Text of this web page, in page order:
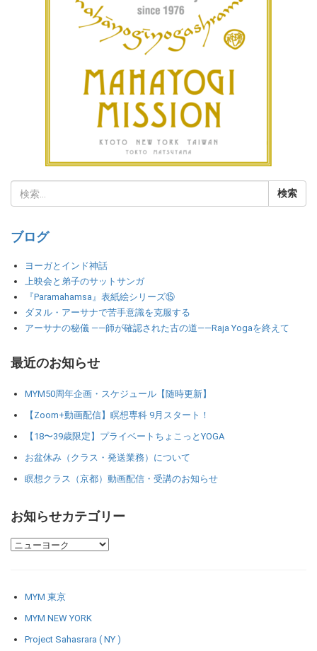
ブログ
ヨーガとインド神話
上映会と弟子のサットサンガ
『Paramahamsa』表紙絵シリーズ⑮
ダヌル・アーサナで苦手意識を克服する
アーサナの秘儀 ――師が確認された古の道――Raja Yogaを終えて
最近のお知らせ
MYM50周年企画・スケジュール【随時更新】
【Zoom+動画配信】瞑想専科 9月スタート！
【18〜39歳限定】プライベートちょこっとYOGA
お盆休み（クラス・発送業務）について
瞑想クラス（京都）動画配信・受講のお知らせ
お知らせカテゴリー
MYM 東京
MYM NEW YORK
Project Sahasrara ( NY )